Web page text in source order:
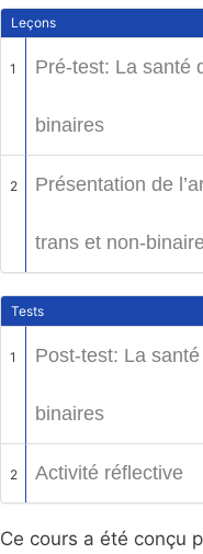
Leçons
1 Pré-test: La santé
binaires
2 Présentation de
trans et non-
Tests
1 Post-test: La
binaires
2 Activité réflective
Ce cours a été conçu